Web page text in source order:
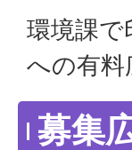
環境課で
への有
募集